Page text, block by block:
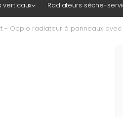
verticaux Radiateurs sèche-
- Oppio radiateur à panneaux